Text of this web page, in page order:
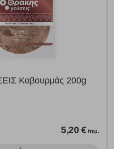
Καβουρμάς 200g
5,20 € /τεμ.
και σπάνια
εγκαθίστανται στον
τις προτιμήσεις
κάνοντας κλικ στο
της περιήγησής